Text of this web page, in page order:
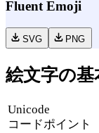
Fluent Emoji
SVG PNG
絵文字の基
Unicode
コードポイント